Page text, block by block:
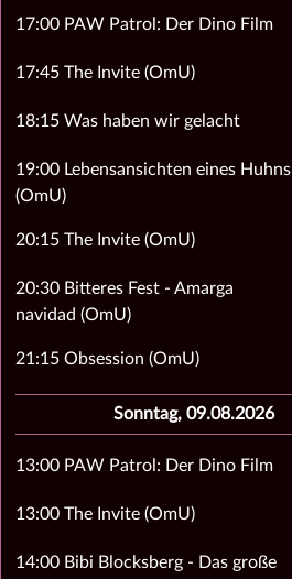
17:00 PAW Patrol: Der Dino Film
17:45 The Invite (OmU)
18:15 Was haben wir gelacht
19:00 Lebensansichten eines Huhns
(OmU)
20:15 The Invite (OmU)
20:30 Bitteres Fest - Amarga
navidad (OmU)
21:15 Obsession (OmU)
Sonntag, 09.08.2026
13:00 PAW Patrol: Der Dino Film
13:00 The Invite (OmU)
14:00 Bibi Blocksberg - Das große